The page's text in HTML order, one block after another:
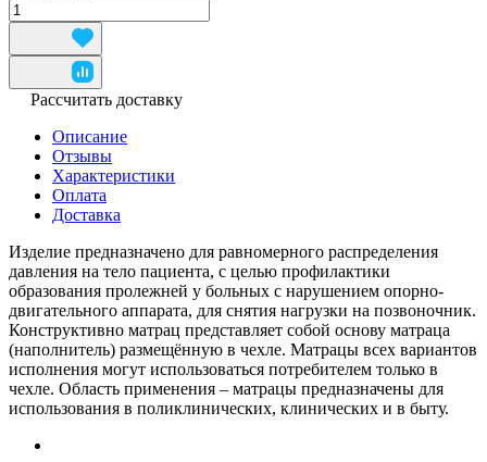
Рассчитать доставку
Описание
Отзывы
Характеристики
Оплата
Доставка
Изделие предназначено для равномерного распределения
давления на тело пациента, с целью профилактики
образования пролежней у больных с нарушением опорно-
двигательного аппарата, для снятия нагрузки на позвоночник.
Конструктивно матрац представляет собой основу матраца
(наполнитель) размещённую в чехле. Матрацы всех вариантов
исполнения могут использоваться потребителем только в
чехле. Область применения – матрацы предназначены для
использования в поликлинических, клинических и в быту.